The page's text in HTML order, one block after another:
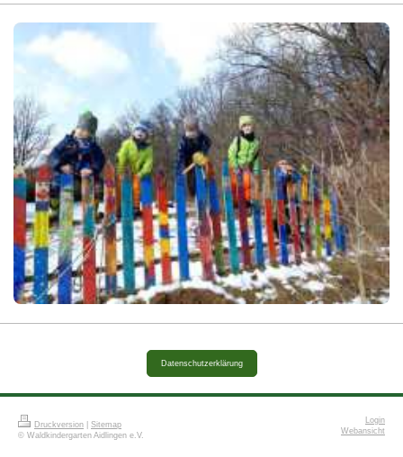
Datenschutzerklärung
Druckversion
Sitemap
© Waldkindergarten Aidlingen e.V.
Login
Webansicht